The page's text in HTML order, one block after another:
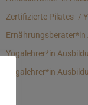
Zertifizierte Pilates- /
Ernährungsberater*in
Yogalehrer*in
Yogalehrer*in